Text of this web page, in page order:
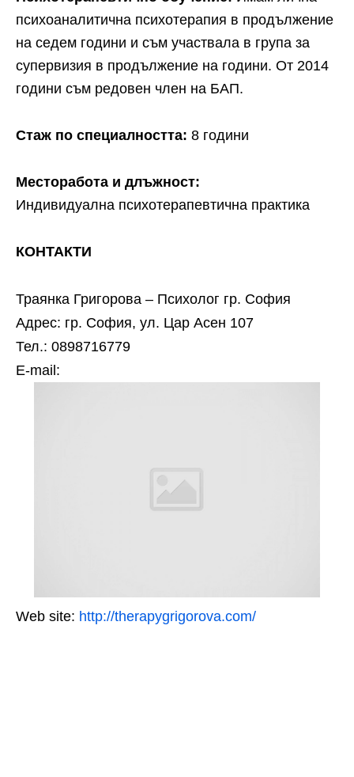
психоаналитична психотерапия в продължение
на седем години и съм участвала в група за
супервизия в продължение на години. От 2014
години съм редовен член на БАП.
Стаж по специалността: 8 години
Месторабота и длъжност:
Индивидуална психотерапевтична практика
КОНТАКТИ
Траянка Григорова – Психолог гр. София
Адрес: гр. София, ул. Цар Асен 107
Тел.: 0898716779
Е-mail:
Web site: http://therapygrigorova.com/